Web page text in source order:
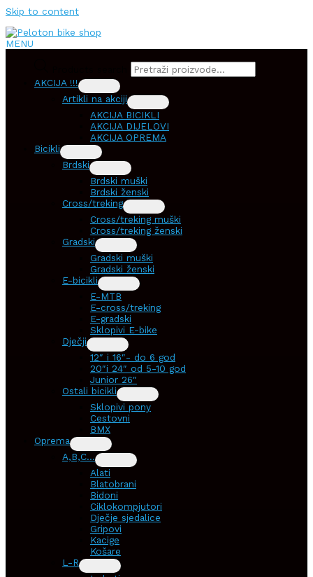
Skip to content
MENU
AKCIJA !!!
Artikli na akciji
AKCIJA BICIKLI
AKCIJA DIJELOVI
AKCIJA OPREMA
Bicikli
Brdski
Brdski muški
Brdski ženski
Cross/treking
Cross/treking muški
Cross/treking ženski
Gradski
Gradski muški
Gradski ženski
E-bicikli
E-MTB
E-cross/treking
E-gradski
Sklopivi E-bike
Dječji
12″ i 16″- do 6 god
20″i 24″ od 5-10 god
Junior 26″
Ostali bicikli
Sklopivi pony
Cestovni
BMX
Oprema
A,B,C…
Alati
Blatobrani
Bidoni
Ciklokompjutori
Dječje sjedalice
Gripovi
Kacige
Košare
L-R